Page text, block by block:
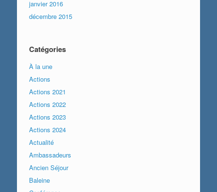
janvier 2016
décembre 2015
Catégories
À la une
Actions
Actions 2021
Actions 2022
Actions 2023
Actions 2024
Actualité
Ambassadeurs
Ancien Séjour
Baleine